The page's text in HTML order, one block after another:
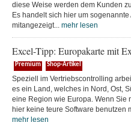
diese Weise werden dem Kunden
Es handelt sich hier um
mitangezeigt... mehr lesen
Excel-Tipp: Europakarte mit
Premium Shop-Artikel
Speziell im Vertriebscontrolling
es ein Land, welches in Nord, Ost,
eine Region wie Europa. Wenn Sie
hier keine teure Software benutzen
mehr lesen